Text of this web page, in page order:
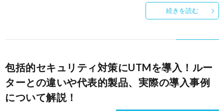
基
識
続きを読む
包括的セキュリティ対策にUTMを導入！ルー
ターとの違いや代表的製品、実際の導入事例
について解説！